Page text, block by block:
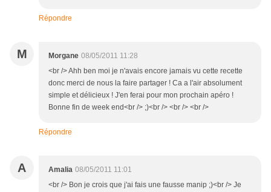
Répondre
M Morgane 08/05/2011 11:28
<br /> Ahh ben moi je n'avais encore jamais vu cette recette
donc merci de nous la faire partager ! Ca a l'air absolument
simple et délicieux ! J'en ferai pour mon prochain apéro !
Bonne fin de week end<br /> ;)<br /> <br /> <br />
Répondre
A Amalia 08/05/2011 11:01
<br /> Bon je crois que j'ai fais une fausse manip ;)<br /> Je